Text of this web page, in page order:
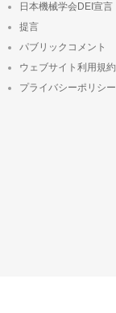
日本機械学会DEI宣言
提言
パブリックコメント
ウェブサイト利用規約
プライバシーポリシー